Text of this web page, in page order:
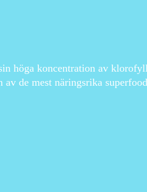
höga koncentration av
de mest näringsrika